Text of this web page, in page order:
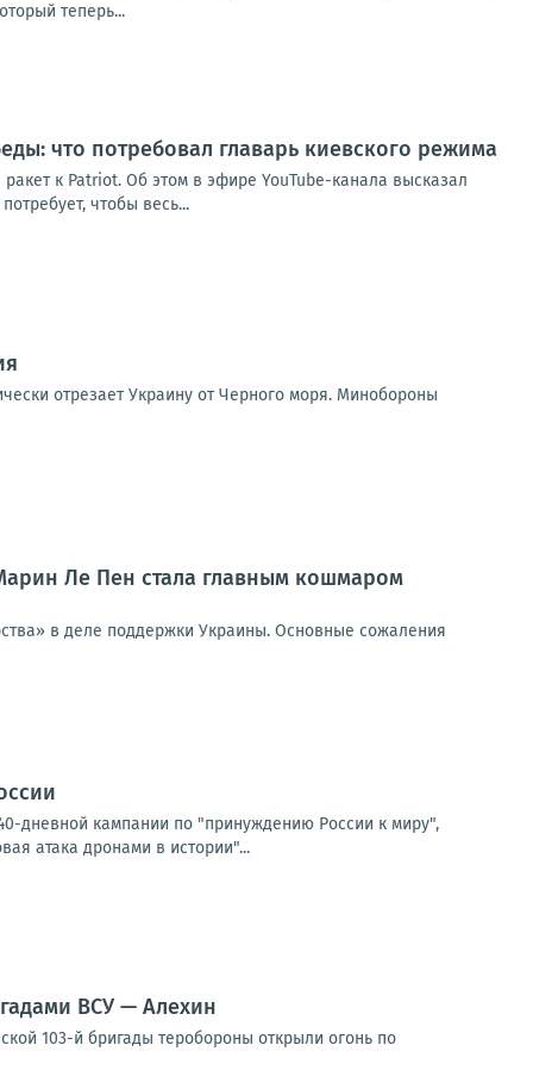
теперь...
что потребовал главарь киевского режима
к Patriot. Об этом в эфире YouTube-канала высказал
чтобы весь...
отрезает Украину от Черного моря. Минобороны
Ле Пен стала главным кошмаром
в деле поддержки Украины. Основные сожаления
дневной кампании по "принуждению России к миру",
атака дронами в истории"...
ВСУ — Алехин
103-й бригады теробороны открыли огонь по